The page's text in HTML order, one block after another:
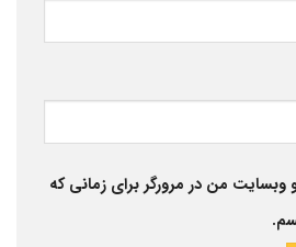
وبسایت من در مرورگر برای زمانی که